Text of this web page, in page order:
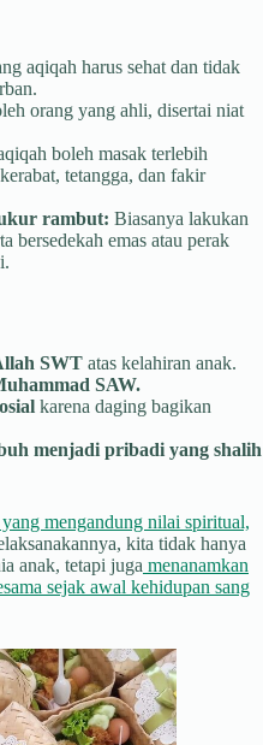
aqiqah harus sehat dan tidak
orang yang ahli, disertai niat
boleh masak terlebih
tetangga, dan fakir
rambut: Biasanya lakukan
bersedekah emas atau perak
SWT atas kelahiran anak.
SAW.
karena daging bagikan
menjadi pribadi yang shalih
mengandung nilai spiritual,
kita tidak hanya
anak, tetapi juga menanamkan
sejak awal kehidupan sang